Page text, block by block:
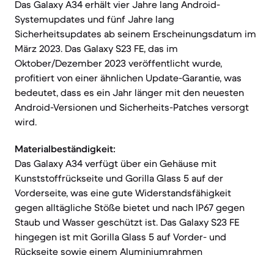
Das Galaxy A34 erhält vier Jahre lang Android-
Systemupdates und fünf Jahre lang
Sicherheitsupdates ab seinem Erscheinungsdatum im
März 2023. Das Galaxy S23 FE, das im
Oktober/Dezember 2023 veröffentlicht wurde,
profitiert von einer ähnlichen Update-Garantie, was
bedeutet, dass es ein Jahr länger mit den neuesten
Android-Versionen und Sicherheits-Patches versorgt
wird.
Materialbeständigkeit:
Das Galaxy A34 verfügt über ein Gehäuse mit
Kunststoffrückseite und Gorilla Glass 5 auf der
Vorderseite, was eine gute Widerstandsfähigkeit
gegen alltägliche Stöße bietet und nach IP67 gegen
Staub und Wasser geschützt ist. Das Galaxy S23 FE
hingegen ist mit Gorilla Glass 5 auf Vorder- und
Rückseite sowie einem Aluminiumrahmen